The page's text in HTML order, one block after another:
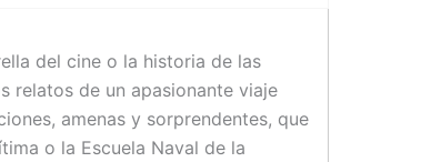
del cine o la historia de las
relatos de un apasionante viaje
amenas y sorprendentes, que
o la Escuela Naval de la